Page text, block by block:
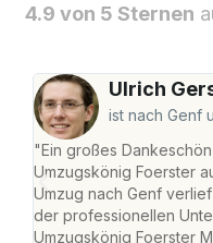
4.9 von 5 Sternen
Ulrich
ist nach Genf
"Ein großes
Umzugskönig Foerster
Umzug nach Genf
der professionellen
Umzugskönig Foerster